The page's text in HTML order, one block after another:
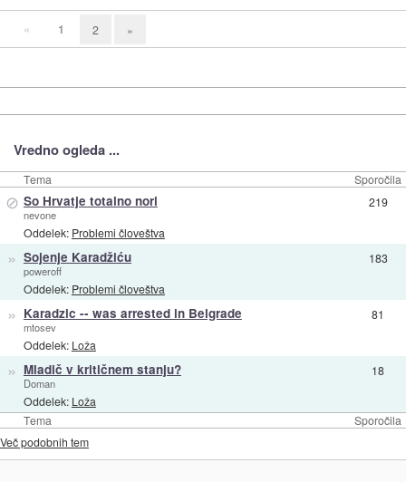
« 1 2 »
Vredno ogleda ...
Tema Sporočila
Tema Sporočila
⊘ So Hrvatje totalno nori
nevone
Oddelek: Problemi človeštva
219
» Sojenje Karadžiću
poweroff
Oddelek: Problemi človeštva
183
» Karadzic -- was arrested in Belgrade
mtosev
Oddelek: Loža
81
» Mladič v kritičnem stanju?
Doman
Oddelek: Loža
18
Več podobnih tem